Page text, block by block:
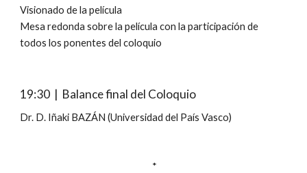
Visionado de la película
Mesa redonda sobre la película con la participación de
todos los ponentes del coloquio
19:30
  |  Balance final del Coloquio
Dr. D. Iñaki BAZÁN (Universidad del País Vasco)
*